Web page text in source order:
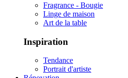
Fragrance - Bougie
Linge de maison
Art de la table
Inspiration
Tendance
Portrait d'artiste